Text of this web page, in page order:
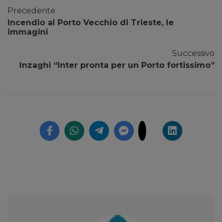
Precedente
Incendio al Porto Vecchio di Trieste, le
immagini
Successivo
Inzaghi “Inter pronta per un Porto fortissimo”